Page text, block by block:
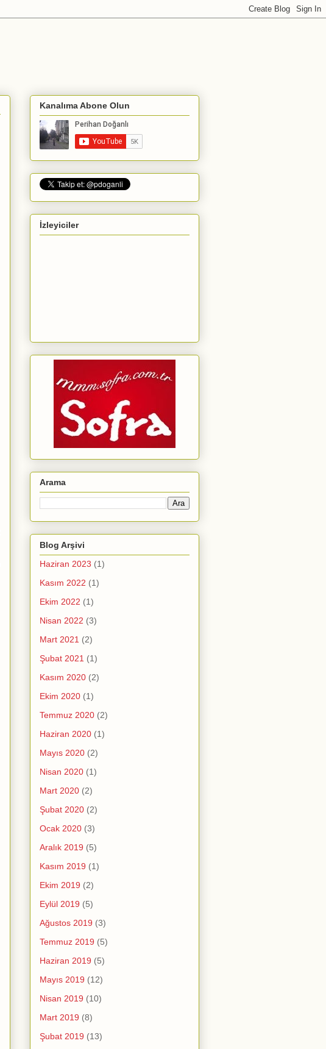
Kanalıma Abone Olun
İzleyiciler
Arama
Blog Arşivi
Haziran 2023 (1)
Kasım 2022 (1)
Ekim 2022 (1)
Nisan 2022 (3)
Mart 2021 (2)
Şubat 2021 (1)
Kasım 2020 (2)
Ekim 2020 (1)
Temmuz 2020 (2)
Haziran 2020 (1)
Mayıs 2020 (2)
Nisan 2020 (1)
Mart 2020 (2)
Şubat 2020 (2)
Ocak 2020 (3)
Aralık 2019 (5)
Kasım 2019 (1)
Ekim 2019 (2)
Eylül 2019 (5)
Ağustos 2019 (3)
Temmuz 2019 (5)
Haziran 2019 (5)
Mayıs 2019 (12)
Nisan 2019 (10)
Mart 2019 (8)
Şubat 2019 (13)